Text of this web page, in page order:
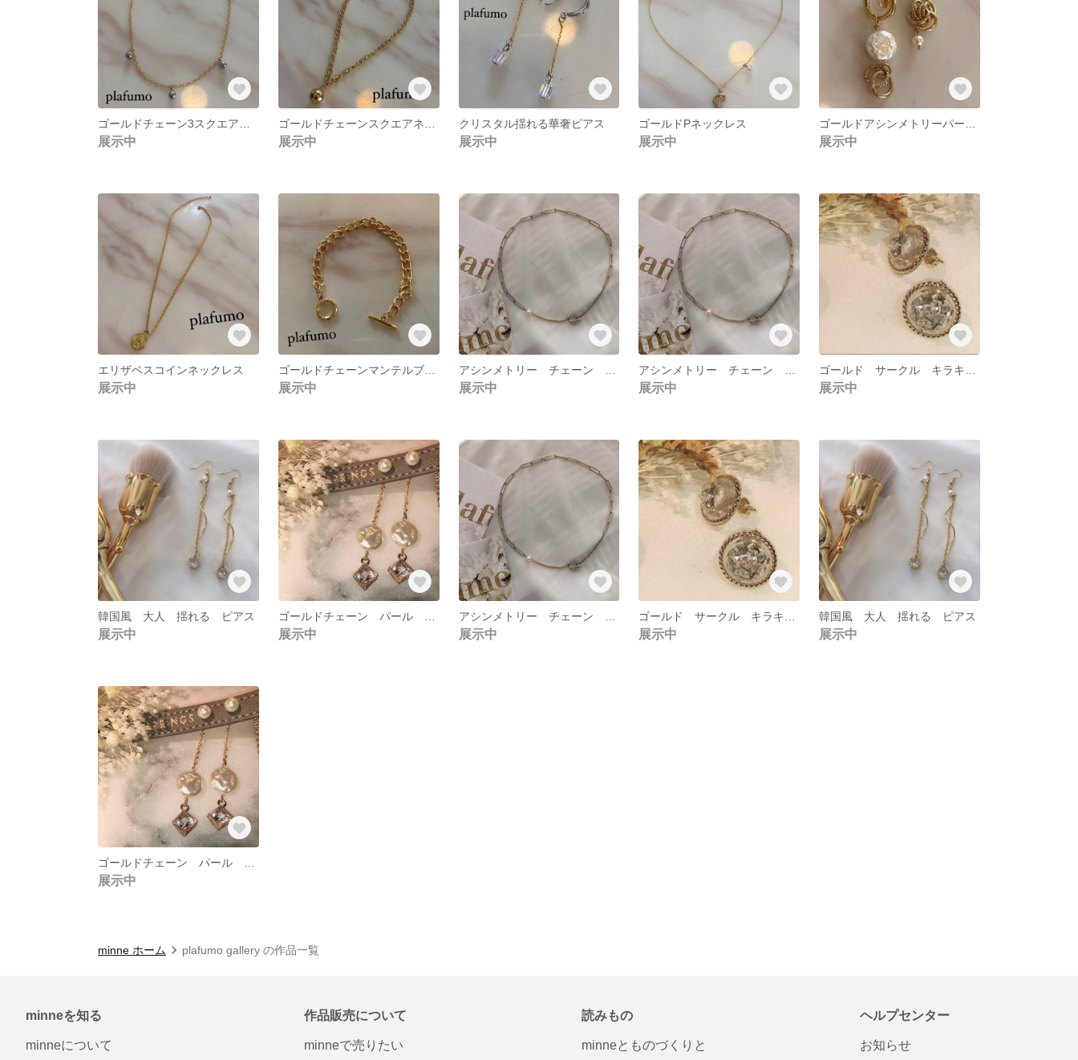
展示中 展示中
クリスタル揺れる華奢ピアス
展示中
ゴールドPネックレス
展示中 展示中
エリザベスコインネックレス
展示中
ゴールドチェーンマンテルブレスレット
展示中 展示中 展示中 展示中
韓国風 大人 揺れる ピアス
展示中 展示中 展示中 展示中
韓国風 大人 揺れる ピアス
展示中
展示中
minne ホーム plafumo gallery の作品一覧
minneを知る
minneについて
作品販売について
minneで売りたい
読みもの
minneとものづくりと
ヘルプセンター
お知らせ